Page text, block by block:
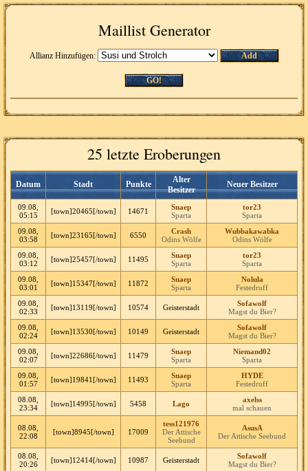
Maillist Generator
Allianz Hinzufügen: Add
GO!
25 letzte Eroberungen
Datum Stadt Punkte
Alter
Besitzer
Neuer Besitzer
09.08,
05:15
[town]20465[/town] 14671
Snaep
Sparta
tor23
Sparta
09.08,
03:58
[town]23165[/town] 6550
Crash
Odins Wölfe
Wubbakawabka
Odins Wölfe
09.08,
03:12
[town]25457[/town] 11495
Snaep
Sparta
tor23
Sparta
09.08,
03:01
[town]15347[/town] 11872
Snaep
Sparta
Nolula
Festedruff
09.08,
02:33
[town]13119[/town] 10574 Geisterstadt
Sofawolf
Magst du Bier?
09.08,
02:24
[town]13530[/town] 10149 Geisterstadt
Sofawolf
Magst du Bier?
09.08,
02:07
[town]22686[/town] 11479
Snaep
Sparta
Niemand02
Sparta
09.08,
01:57
[town]19841[/town] 11493
Snaep
Sparta
HYDE
Festedruff
08.08,
23:34
[town]14995[/town] 5458 Lago
axelss
mal schauen
08.08,
22:08
[town]8945[/town] 17009
tess121976
Der Attische
Seebund
AsusA
Der Attische Seebund
08.08,
20:26
[town]12414[/town] 10987 Geisterstadt
Sofawolf
Magst du Bier?